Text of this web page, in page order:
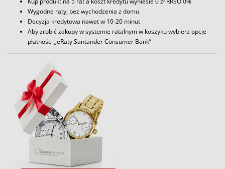
Wygodne raty, bez wychodzenia z domu
Decyzja kredytowa nawet w 10-20 minut
Aby zrobić zakupy w systemie ratalnym w koszyku wybierz opcje
płatności „eRaty Santander Consumer Bank”